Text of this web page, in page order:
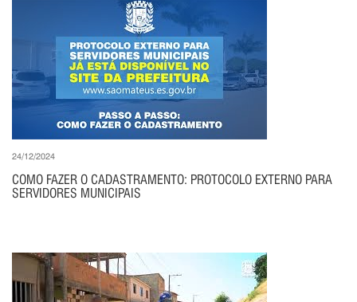
24/12/2024
COMO FAZER O CADASTRAMENTO: PROTOCOLO EXTERNO PARA
SERVIDORES MUNICIPAIS